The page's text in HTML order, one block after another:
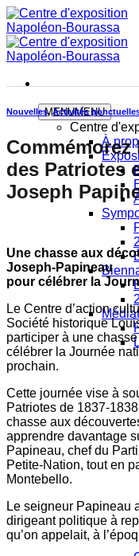
Skip
to
content
MENUMENU
Centre
À
Nouvelles,Activités
des Patriotes
Joseph
Une chasse aux
Joseph-Papineau
pour célébrer la
Le Centre d’action
Société historique
participer à une
célébrer la Journée
prochain.
Cette journée vise à
Patriotes de 1837-
chasse aux
apprendre davantage
Papineau, chef du
Petite-Nation, tout en
Montebello.
Le seigneur Papineau
dirigeant politique à
qu’on appelait, à